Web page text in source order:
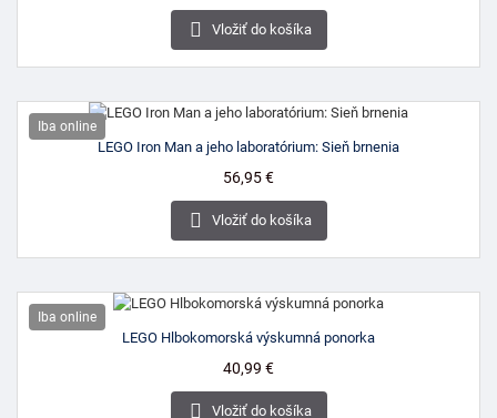
cena
 Vložiť do košíka
Iba online
LEGO Iron Man a jeho laboratórium: Sieň brnenia
Cena
56,95 €
 Vložiť do košíka
Iba online
LEGO Hlbokomorská výskumná ponorka
Cena
40,99 €
 Vložiť do košíka